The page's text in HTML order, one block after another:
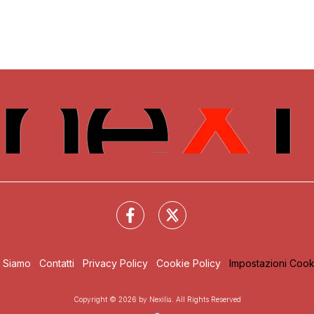
Siamo Contatti Privacy Policy Cookie Policy Impostazioni
Copyright © 2026 by Nexilia. All Rights Reserved